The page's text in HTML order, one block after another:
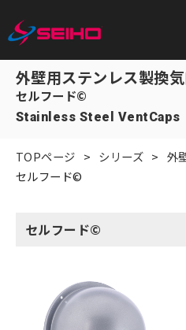
外壁用ステンレス製換
セルフード©
Stainless Steel VentCaps
TOPページ シリーズ
外
セルフード©
セルフード©